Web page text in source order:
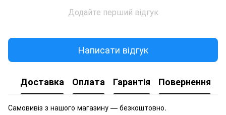
Додайте перший відгук
Написати відгук
Доставка Оплата Гарантія Повернення
Самовивіз з нашого магазину — безкоштовно.